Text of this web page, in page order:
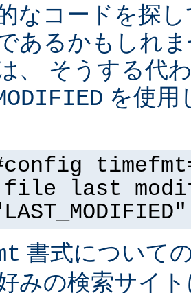
なコードを探
あるかもしれ
、 そうする代
を使用
file last
書式について
みの検索サイ